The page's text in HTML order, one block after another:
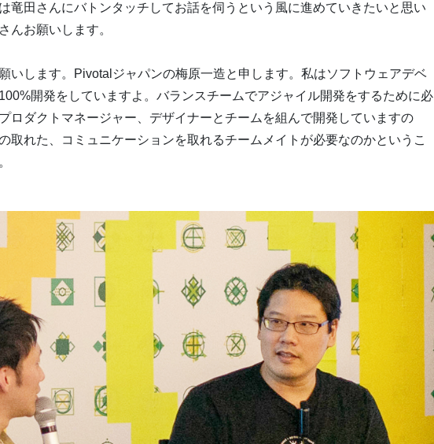
竜田さんにバトンタッチしてお話を伺うという風に進めていきたいと思い
んお願いします。
いします。Pivotalジャパンの梅原一造と申します。私はソフトウェアデベ
開発をしていますよ。バランスチームでアジャイル開発をするために必
ロダクトマネージャー、デザイナーとチームを組んで開発していますの
取れた、コミュニケーションを取れるチームメイトが必要なのかというこ